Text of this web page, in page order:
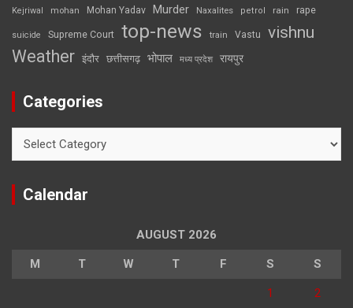
Kejriwal mohan Mohan Yadav Murder Naxalites petrol rain rape
suicide Supreme Court top-news train Vastu vishnu
Weather इंदौर छत्तीसगढ़ भोपाल मध्य प्रदेश रायपुर
Categories
Calendar
AUGUST 2026
M T W T F S S
1 2